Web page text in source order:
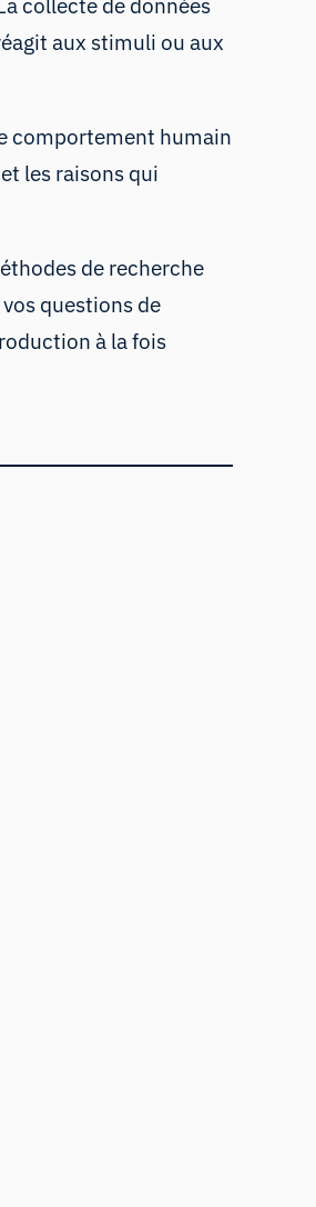
collecte de données
aux stimuli ou aux
comportement humain
les raisons qui
de recherche
questions de
à la fois